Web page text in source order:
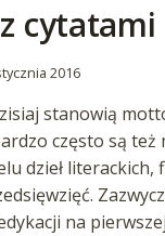
cytatami
2016
stanowią
często są też
dzieł literackich,
na